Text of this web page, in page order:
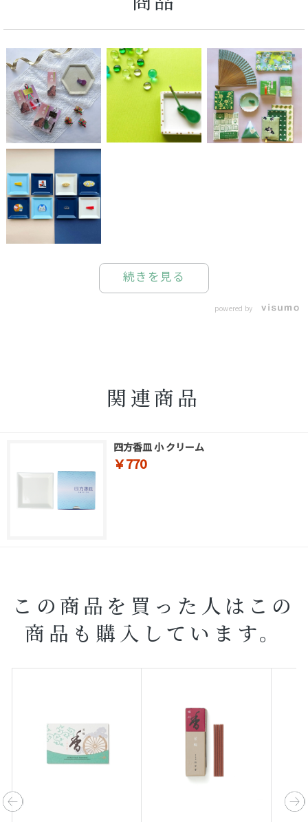
続きを見る
powered by
関連商品
四方香皿 小 クリーム
￥770
この商品を買った人はこの
商品も購入しています。